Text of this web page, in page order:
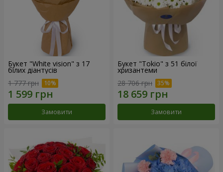
Букет "White vision" з 17
білих діантусів
1 777 грн
Замовити
Букет "Tokio" з 51 білої
хризантеми
28 706 грн
Замовити